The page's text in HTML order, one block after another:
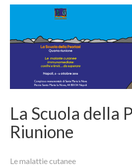
La Scuola della
Riunione
Le malattie cutanee